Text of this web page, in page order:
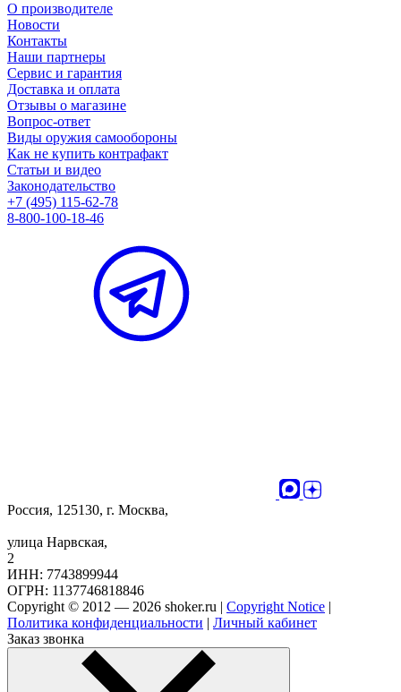
О производителе
Новости
Контакты
Наши партнеры
Сервис и гарантия
Доставка и оплата
Отзывы о магазине
Вопрос-ответ
Виды оружия самообороны
Как не купить контрафакт
Статьи и видео
Законодательство
+7 (495) 115-62-78
8-800-100-18-46
Россия, 125130, г. Москва,
улица Нарвская,
2
ИНН: 7743899944
ОГРН: 1137746818846
Copyright © 2012 — 2026 shoker.ru | Copyright Notice |
Политика конфиденциальности | Личный кабинет
Заказ звонка